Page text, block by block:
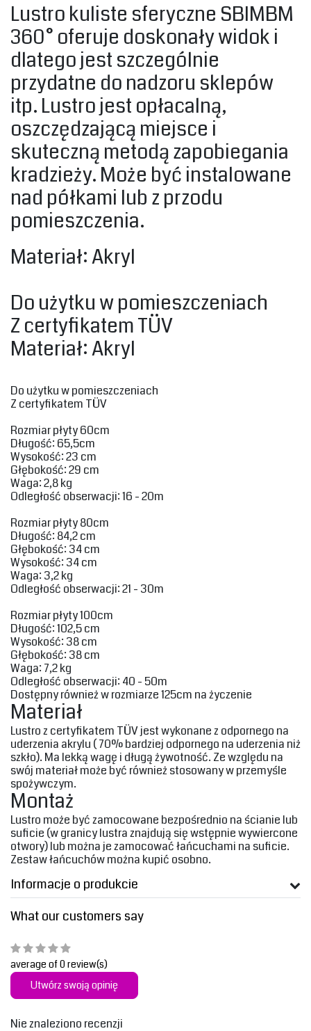
‎Lustro kuliste sferyczne SBIMBM
360° oferuje doskonały widok i
dlatego jest szczególnie
przydatne do nadzoru sklepów
itp. Lustro jest opłacalną,
oszczędzającą miejsce i
skuteczną metodą zapobiegania
kradzieży. Może być instalowane
nad półkami lub z przodu
pomieszczenia. ‎
‎Materiał: Akryl‎
Do użytku‎ w pomieszczeniach
Z certyfikatem TÜV
Materiał: Akryl‎
Do użytku‎ w pomieszczeniach
Z certyfikatem TÜV‎
Rozmiar płyty 60cm‎
‎Długość: 65,5cm
Wysokość‎‎: 23 cm
Głębokość: 29 cm
Waga‎: 2,8 kg
‎Odległość obserwacji‎: 16 - 20m‎
‎Rozmiar płyty 80cm‎
‎Długość: 84,2 cm
Głębokość: 34 cm
Wysokość‎‎: 34 cm
Waga‎‎: 3,2 kg
‎Odległość obserwacji‎: 21 - 30m‎
‎Rozmiar płyty 100cm‎
‎Długość: 102,5 cm
Wysokość‎: 38 cm
Głębokość‎‎: 38 cm
Waga‎: 7,2 kg‎
‎Odległość obserwacji: 40 - 50m‎
‎Dostępny również w rozmiarze 125cm na życzenie
‎Materiał‎
‎Lustro z certyfikatem TÜV jest wykonane z odpornego na
uderzenia akrylu ( 70% bardziej odpornego na uderzenia niż
szkło). Ma lekką wagę i długą żywotność. Ze względu na
swój materiał może być również stosowany w przemyśle
spożywczym. ‎
Montaż
‎Lustro może być zamocowane bezpośrednio na ścianie lub
suficie (w granicy lustra znajdują się wstępnie wywiercone
otwory) lub można je zamocować łańcuchami na suficie.
Zestaw łańcuchów można kupić osobno. ‎
Informacje o produkcie
What our customers say
average of 0 review(s)
Utwórz swoją opinię
Nie znaleziono recenzji